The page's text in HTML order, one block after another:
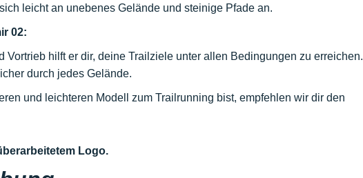
leicht an unebenes Gelände und steinige Pfade an.
02:
Vortrieb hilft er dir, deine Trailziele unter allen Bedingungen zu erreichen.
durch jedes Gelände.
und leichteren Modell zum Trailrunning bist, empfehlen wir dir den
Logo.